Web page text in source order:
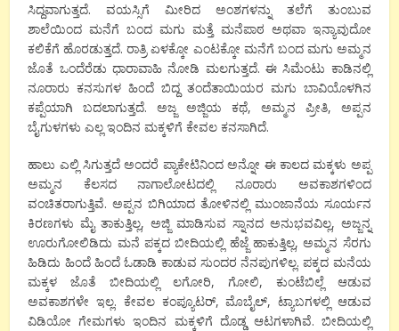
ಸಿದ್ದವಾಗುತ್ತದೆ. ವಯಸ್ಸಿಗೆ ಮೀರಿದ ಅಂಶಗಳನ್ನು ತಲೆಗೆ ತುಂಬುವ
ಶಾಲೆಯಿಂದ ಮನೆಗೆ ಬಂದ ಮಗು ಮತ್ತೆ ಮನೆಪಾಠ ಅಥವಾ ಇನ್ಯಾವುದೋ
ಕಲಿಕೆಗೆ ಹೊರಡುತ್ತದೆ. ರಾತ್ರಿ ಏಳಕ್ಕೋ ಎಂಟಕ್ಕೋ ಮನೆಗೆ ಬಂದ ಮಗು ಅಮ್ಮನ
ಜೊತೆ ಒಂದೆರೆಡು ಧಾರಾವಾಹಿ ನೋಡಿ ಮಲಗುತ್ತದೆ. ಈ ಸಿಮೆಂಟು ಕಾಡಿನಲ್ಲಿ
ನೂರಾರು ಕನಸುಗಳ ಹಿಂದೆ ಬಿದ್ದ ತಂದೆತಾಯಿಯರ ಮಗು ಬಾವಿಯೊಳಗಿನ
ಕಪ್ಪೆಯಾಗಿ ಬದಲಾಗುತ್ತದೆ. ಅಜ್ಜ ಅಜ್ಜಿಯ ಕಥೆ, ಅಮ್ಮನ ಪ್ರೀತಿ, ಅಪ್ಪನ
ಬೈಗುಳಗಳು ಎಲ್ಲ ಇಂದಿನ ಮಕ್ಕಳಿಗೆ ಕೇವಲ ಕನಸಾಗಿದೆ.
ಹಾಲು ಎಲ್ಲಿ ಸಿಗುತ್ತದೆ ಅಂದರೆ ಪ್ಯಾಕೇಟಿನಿಂದ ಅನ್ನೋ ಈ ಕಾಲದ ಮಕ್ಕಳು ಅಪ್ಪ
ಅಮ್ಮನ ಕೆಲಸದ ನಾಗಾಲೋಟದಲ್ಲಿ ನೂರಾರು ಅವಕಾಶಗಳಿಂದ
ವಂಚಿತರಾಗುತ್ತಿವೆ. ಅಪ್ಪನ ಬಿಗಿಯಾದ ತೋಳಿನಲ್ಲಿ ಮುಂಜಾನೆಯ ಸೂರ್ಯನ
ಕಿರಣಗಳು ಮೈ ತಾಕುತ್ತಿಲ್ಲ, ಅಜ್ಜಿ ಮಾಡಿಸುವ ಸ್ನಾನದ ಅನುಭವವಿಲ್ಲ, ಅಜ್ಜನ್ನ
ಊರುಗೋಲಿಡಿದು ಮನೆ ಪಕ್ಕದ ಬೀದಿಯಲ್ಲಿ ಹೆಜ್ಜೆ ಹಾಕುತ್ತಿಲ್ಲ, ಅಮ್ಮನ ಸೆರಗು
ಹಿಡಿದು ಹಿಂದೆ ಹಿಂದೆ ಓಡಾಡಿ ಕಾಡುವ ಸುಂದರ ನೆನಪುಗಳಿಲ್ಲ. ಪಕ್ಕದ ಮನೆಯ
ಮಕ್ಕಳ ಜೊತೆ ಬೀದಿಯಲ್ಲಿ ಲಗೋರಿ, ಗೋಲಿ, ಕುಂಟೆಬಿಲ್ಲೆ ಆಡುವ
ಅವಕಾಶಗಳೇ ಇಲ್ಲ. ಕೇವಲ ಕಂಪ್ಯೂಟರ್, ಮೊಬೈಲ್, ಟ್ಯಾಬಗಳಲ್ಲಿ ಆಡುವ
ವಿಡಿಯೋ ಗೇಮಗಳು ಇಂದಿನ ಮಕ್ಕಳಿಗೆ ದೊಡ್ಡ ಆಟಗಳಾಗಿವೆ. ಬೀದಿಯಲ್ಲಿ